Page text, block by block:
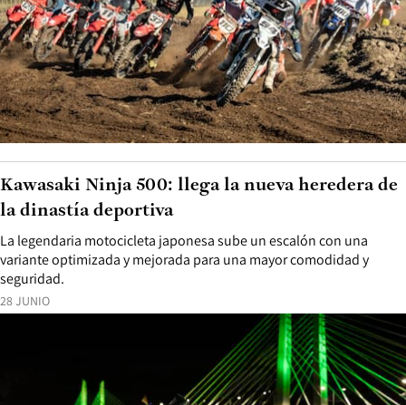
28 JUNIO
La legendaria motocicleta japonesa sube un escalón con una
variante optimizada y mejorada para una mayor comodidad y
seguridad.
Kawasaki Ninja 500: llega la nueva heredera de
la dinastía deportiva